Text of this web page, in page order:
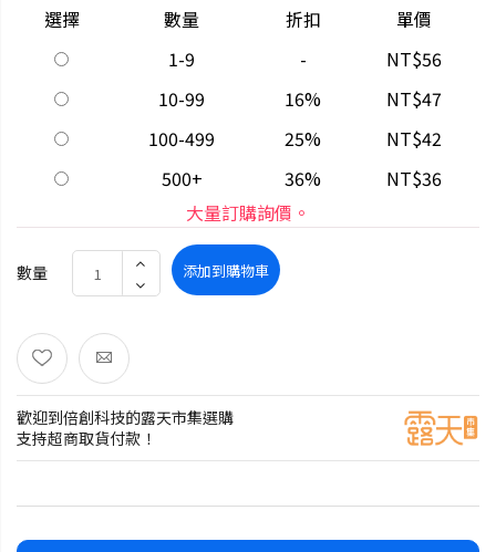
選擇
數量 折扣
單價
1-9
-
NT$56
10-99
16%
NT$47
100-499
25%
NT$42
500+
36%
NT$36
大量訂購詢價。
數量 添加到購物車
歡迎到倍創科技的露天市集選購
支持超商取貨付款！